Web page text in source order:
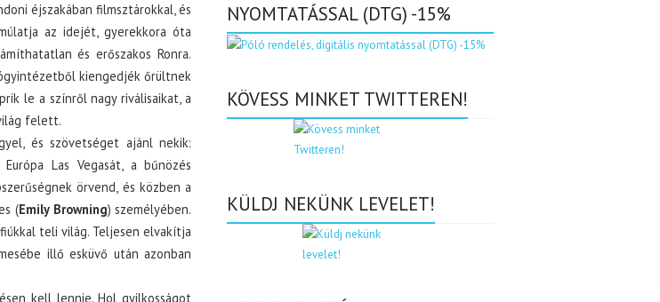
éjszakában filmsztárokkal, és
az idejét, gyerekkora óta
és erőszakos Ronra.
kiengedjék őrültnek
le a színről nagy riválisaikat, a
felett.
és szövetséget ajánl nekik:
Las Vegasát, a bűnözés
örvend, és közben a
(Emily Browning) személyében.
teli világ. Teljesen elvakítja
illő esküvő után azonban
kell lennie. Hol gyilkosságot
NYOMTATÁSSAL (DTG) -15%
KÖVESS MINKET TWITTEREN!
KÜLDJ NEKÜNK LEVELET!